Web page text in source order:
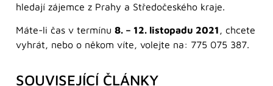
hledají zájemce z Prahy a Středočeského kraje.
Máte-li čas v termínu 8. – 12. listopadu 2021 , chcete
vyhrát, nebo o někom víte, volejte na: 775 075 387.
SOUVISEJÍCÍ ČLÁNKY